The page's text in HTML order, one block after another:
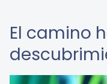
El camino